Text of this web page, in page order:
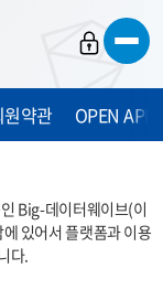
약관 OPEN API
Big-데이터웨이브(이
있어서 플랫폼과 이용
다.